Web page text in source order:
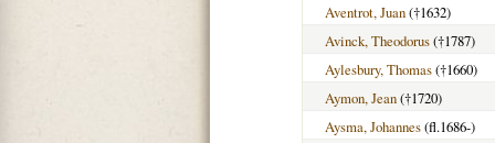
Aventrot, Juan(†1632)
Avinck, Theodorus(†1787)
Aylesbury, Thomas(†1660)
Aymon, Jean(†1720)
Aysma, Johannes(fl.1686-)